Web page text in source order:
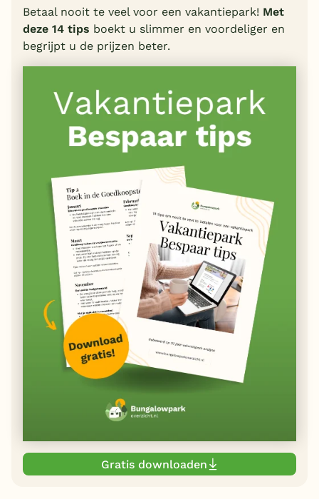
Betaal nooit te veel voor een vakantiepark! Met
deze 14 tips boekt u slimmer en voordeliger en
begrijpt u de prijzen beter.
Gratis downloaden